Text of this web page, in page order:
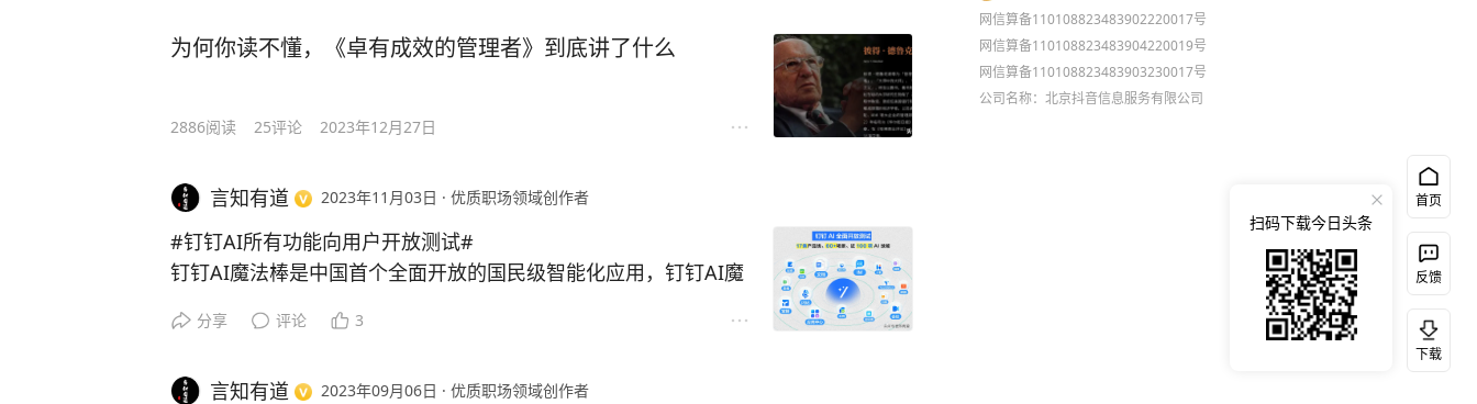
为何你读不懂，《卓有成效的管理者》到底讲了什么
2886阅读 25评论 2023年12月27日
言知有道 2023年11月03日 · 优质职场领域创作者
#钉钉AI所有功能向用户开放测试#
钉钉AI魔法棒是中国首个全面开放的国民级智能化应用，钉钉AI魔
on 等17项产品、60+场景全面开放测试，所有用户无需申请，可直
分享 评论 3
言知有道 2023年09月06日 · 优质职场领域创作者
网信算备110108823483902220017号
网信算备110108823483904220019号
网信算备110108823483903230017号
公司名称：北京抖音信息服务有限公司
首页
反馈
下载
扫码下载今日头条